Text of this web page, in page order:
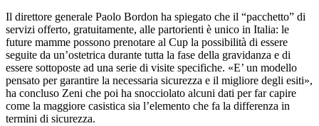
Il direttore generale Paolo Bordon ha spiegato che il “pacchetto” di
servizi offerto, gratuitamente, alle partorienti è unico in Italia: le
future mamme possono prenotare al Cup la possibilità di essere
seguite da un’ostetrica durante tutta la fase della gravidanza e di
essere sottoposte ad una serie di visite specifiche. «E’ un modello
pensato per garantire la necessaria sicurezza e il migliore degli esiti»,
ha concluso Zeni che poi ha snocciolato alcuni dati per far capire
come la maggiore casistica sia l’elemento che fa la differenza in
termini di sicurezza.